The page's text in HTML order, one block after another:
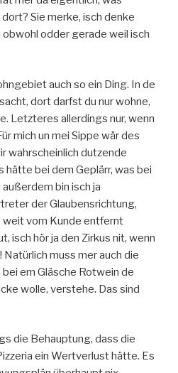
Sie merke, isch denke
odder gerade weil isch
auch so ein Ding. In de
dort darfst du nur wohne,
Letzteres allerdings nur, wenn
mich un mei Sippe wär des
wahrscheinlich dutzende
bei dem Geplärr, was bei
bin isch ja
der Glaubensrichtung,
vom Kunde entfernt
isch hör ja den Zirkus nit, wenn
Natürlich muss mer auch die
bei em Gläsche Rotwein de
wolle, verstehe. Das sind
die Behauptung, dass die
ein Wertverlust hätte. Es